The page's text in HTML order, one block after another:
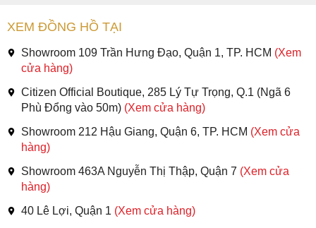
XEM ĐỒNG HỒ TẠI
Showroom 109 Trần Hưng Đạo, Quận 1, TP. HCM (Xem
cửa hàng)
Citizen Official Boutique, 285 Lý Tự Trọng, Q.1 (Ngã 6
Phù Đổng vào 50m) (Xem cửa hàng)
Showroom 212 Hậu Giang, Quận 6, TP. HCM (Xem cửa
hàng)
Showroom 463A Nguyễn Thị Thập, Quận 7 (Xem cửa
hàng)
40 Lê Lợi, Quận 1 (Xem cửa hàng)